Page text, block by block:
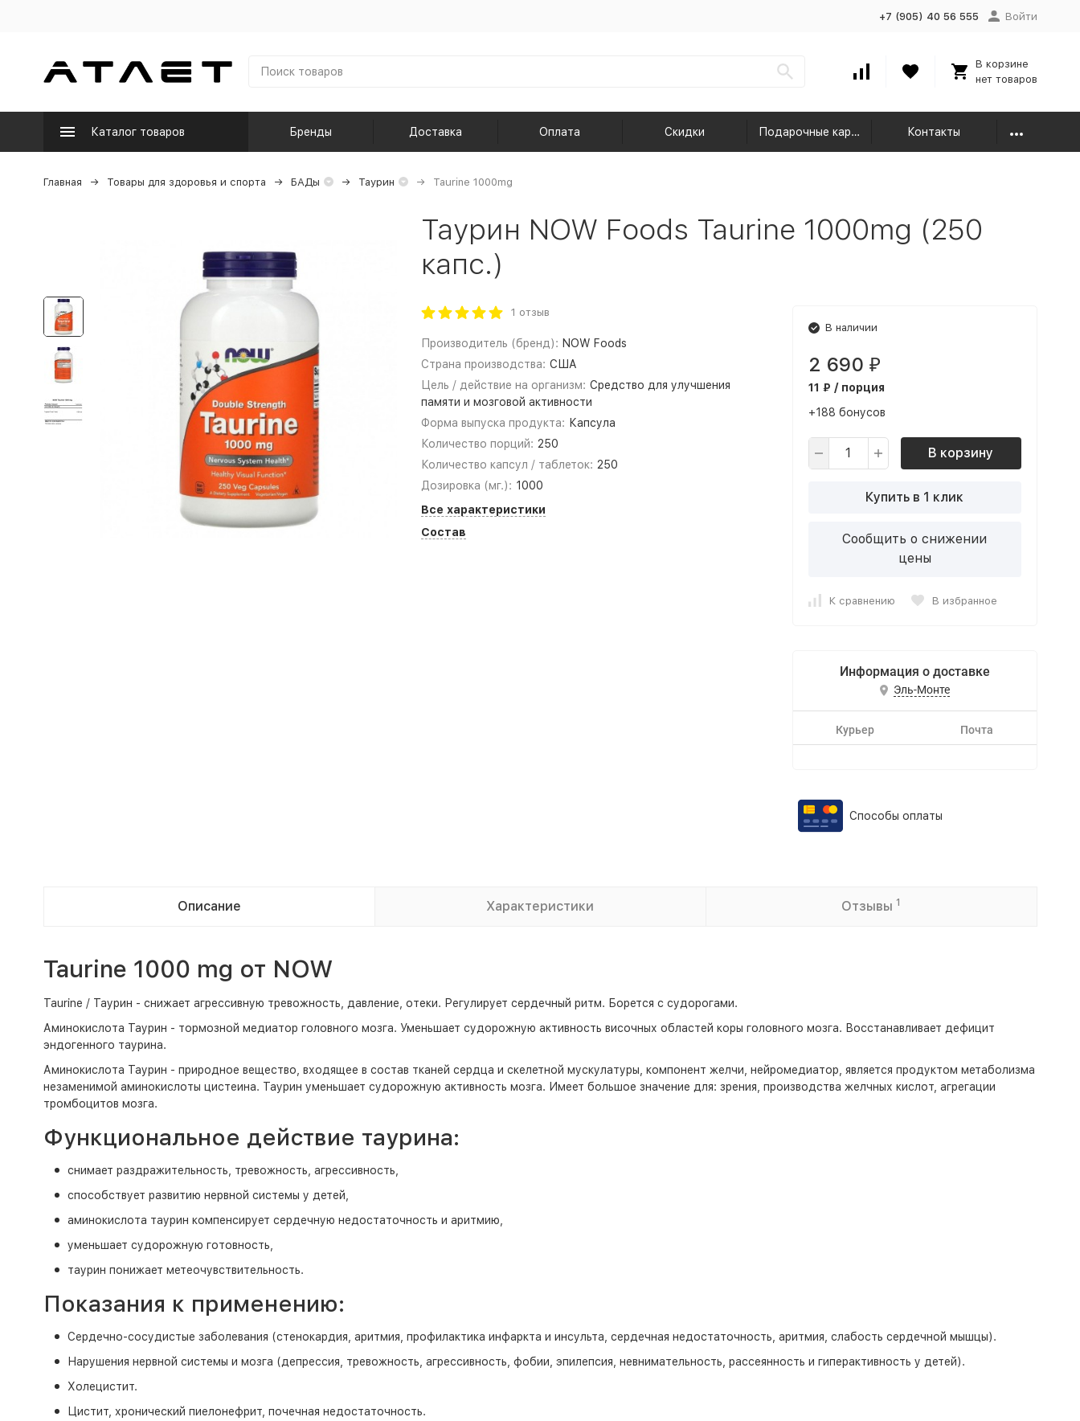
+7 (905) 40 56 555 Войти
В корзине
нет товаров
Каталог товаров Бренды Доставка Оплата Скидки Подарочные карты Контакты
Главная Товары для здоровья и спорта БАДы Таурин Taurine 1000mg
Таурин NOW Foods Taurine 1000mg (250
капс.)
1 отзыв
Производитель (бренд): NOW Foods
Страна производства: США
Цель / действие на организм: Средство для улучшения
памяти и мозговой активности
Форма выпуска продукта: Капсула
Количество порций: 250
Количество капсул / таблеток: 250
Дозировка (мг.): 1000
Все характеристики
Состав
В наличии
2 690 ₽
11 ₽ / порция
+188 бонусов
В корзину
Купить в 1 клик
Сообщить о снижении
цены
К сравнению В избранное
Информация о доставке
Эль-Монте
Курьер Почта
Способы оплаты
Описание Характеристики Отзывы 1
Taurine 1000 mg от NOW
Taurine / Таурин - снижает агрессивную тревожность, давление, отеки. Регулирует сердечный ритм. Борется с судорогами.
Аминокислота Таурин - тормозной медиатор головного мозга. Уменьшает судорожную активность височных областей коры головного мозга. Восстанавливает дефицит
эндогенного таурина.
Аминокислота Таурин - природное вещество, входящее в состав тканей сердца и скелетной мускулатуры, компонент желчи, нейромедиатор, является продуктом метаболизма
незаменимой аминокислоты цистеина. Таурин уменьшает судорожную активность мозга. Имеет большое значение для: зрения, производства желчных кислот, агрегации
тромбоцитов мозга.
Функциональное действие таурина:
снимает раздражительность, тревожность, агрессивность,
способствует развитию нервной системы у детей,
аминокислота таурин компенсирует сердечную недостаточность и аритмию,
уменьшает судорожную готовность,
таурин понижает метеочувствительность.
Показания к применению:
Сердечно-сосудистые заболевания (стенокардия, аритмия, профилактика инфаркта и инсульта, сердечная недостаточность, аритмия, слабость сердечной мышцы).
Нарушения нервной системы и мозга (депрессия, тревожность, агрессивность, фобии, эпилепсия, невнимательность, рассеянность и гиперактивность у детей).
Холецистит.
Цистит, хронический пиелонефрит, почечная недостаточность.